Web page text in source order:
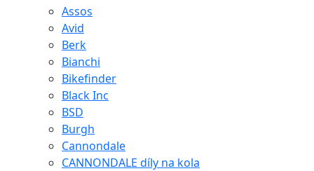
Assos
Avid
Berk
Bianchi
Bikefinder
Black Inc
BSD
Burgh
Cannondale
CANNONDALE díly na kola